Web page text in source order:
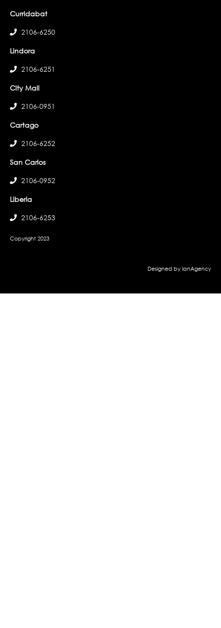
Curridabat
2106-6250
Lindora
2106-6251
City Mall
2106-0951
Cartago
2106-6252
San Carlos
2106-0952
Liberia
2106-6253
Copyright 2023
Designed by IanAgency